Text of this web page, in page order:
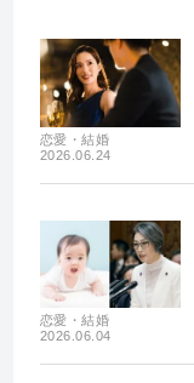
恋愛・結婚
2026.06.24
恋愛・結婚
2026.06.04